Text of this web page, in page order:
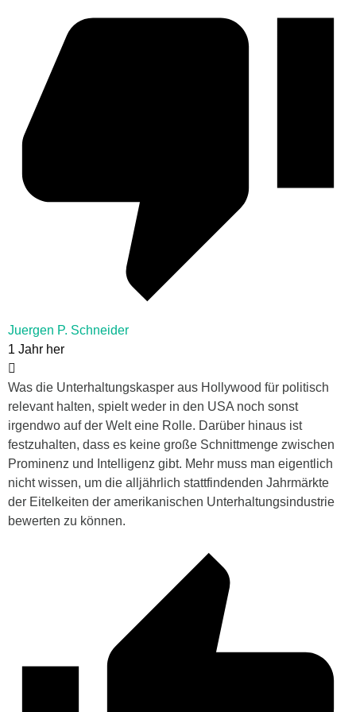
Juergen P. Schneider
1 Jahr her
Was die Unterhaltungskasper aus Hollywood für politisch
relevant halten, spielt weder in den USA noch sonst
irgendwo auf der Welt eine Rolle. Darüber hinaus ist
festzuhalten, dass es keine große Schnittmenge zwischen
Prominenz und Intelligenz gibt. Mehr muss man eigentlich
nicht wissen, um die alljährlich stattfindenden Jahrmärkte
der Eitelkeiten der amerikanischen Unterhaltungsindustrie
bewerten zu können.